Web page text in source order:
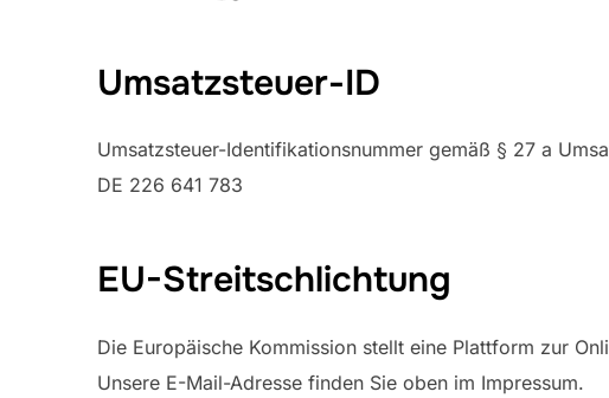
Umsatzsteuer-ID
Umsatzsteuer-Identifikationsnummer gemäß § 27 a
DE 226 641 783
EU-Streitschlichtung
Die Europäische Kommission stellt eine Plattform zur
Unsere E-Mail-Adresse finden Sie oben im Impressum.